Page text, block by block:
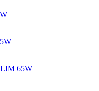
65W